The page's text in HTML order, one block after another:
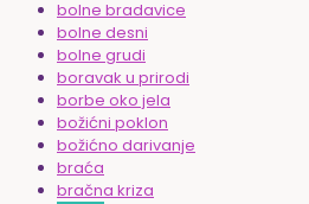
bolne bradavice
bolne desni
bolne grudi
boravak u prirodi
borbe oko jela
božićni poklon
božićno darivanje
braća
bračna kriza